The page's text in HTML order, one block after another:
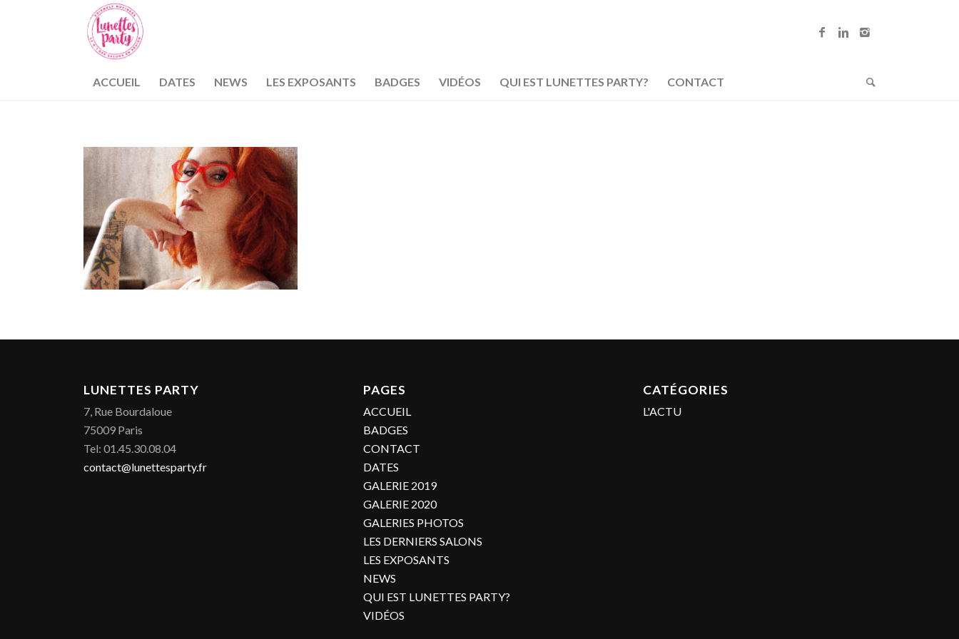
ACCUEIL DATES NEWS LES EXPOSANTS BADGES VIDÉOS QUI EST LUNETTES PARTY? CONTACT
LUNETTES PARTY
7, Rue Bourdaloue
75009 Paris
Tel: 01.45.30.08.04
contact@lunettesparty.fr
PAGES
ACCUEIL
BADGES
CONTACT
DATES
GALERIE 2019
GALERIE 2020
GALERIES PHOTOS
LES DERNIERS SALONS
LES EXPOSANTS
NEWS
QUI EST LUNETTES PARTY?
VIDÉOS
CATÉGORIES
L'ACTU